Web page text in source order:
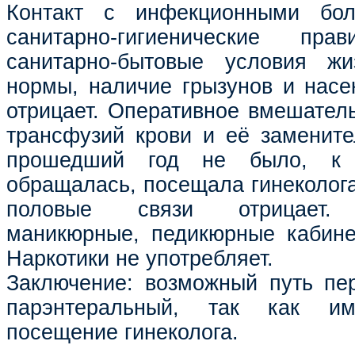
Контакт с инфекционными
санитарно-гигиенические
санитарно-бытовые условия
нормы, наличие грызунов и
отрицает. Оперативное
трансфузий крови и её
прошедший год не было, к
обращалась, посещала
половые связи отрицает.
маникюрные, педикюрные
Наркотики не употребляет.
Заключение: возможный путь
парэнтеральный, так как
посещение гинеколога.